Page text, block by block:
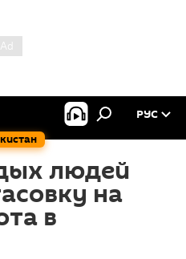
РУС
людей
на
в